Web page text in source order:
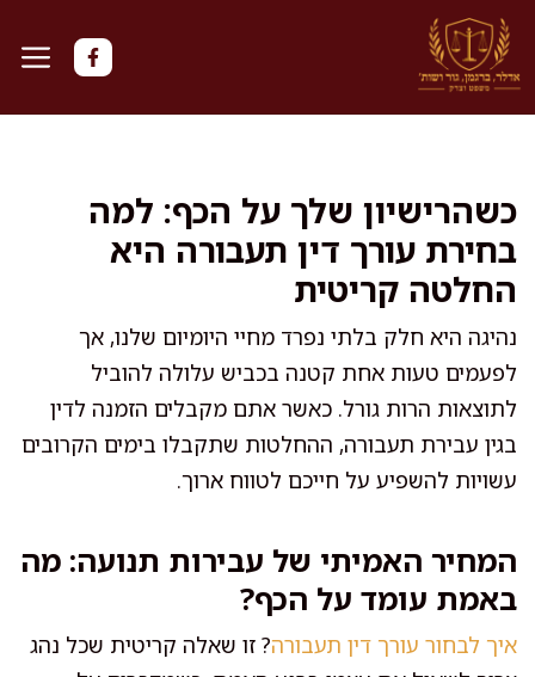
לדלג
לתוכן
כשהרישיון שלך על הכף: למה
בחירת עורך דין תעבורה היא
החלטה קריטית
נהיגה היא חלק בלתי נפרד מחיי היומיום שלנו, אך
לפעמים טעות אחת קטנה בכביש עלולה להוביל
לתוצאות הרות גורל. כאשר אתם מקבלים הזמנה לדין
בגין עבירת תעבורה, ההחלטות שתקבלו בימים הקרובים
עשויות להשפיע על חייכם לטווח ארוך.
המחיר האמיתי של עבירות תנועה: מה
באמת עומד על הכף?
איך לבחור עורך דין תעבורה? זו שאלה קריטית שכל נהג